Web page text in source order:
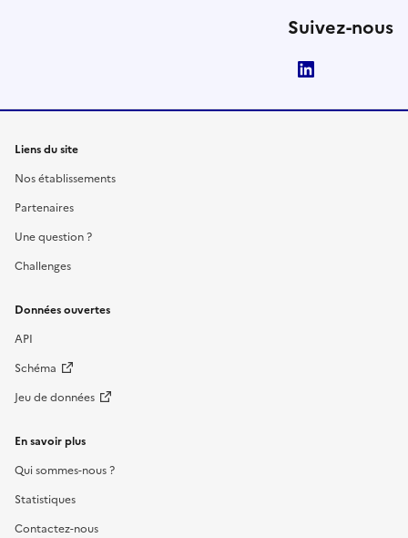
Suivez-nous
Liens du site
Nos établissements
Partenaires
Une question ?
Challenges
Données ouvertes
API
Schéma
Jeu de données
En savoir plus
Qui sommes-nous ?
Statistiques
Contactez-nous